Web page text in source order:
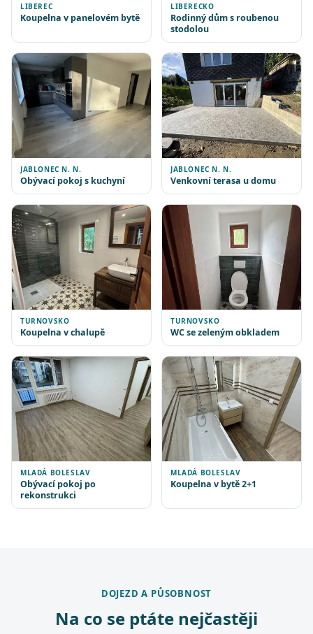
LIBEREC
Koupelna v panelovém bytě
LIBERECKO
Rodinný dům s roubenou
stodolou
JABLONEC N. N.
Obývací pokoj s kuchyní
JABLONEC N. N.
Venkovní terasa u domu
TURNOVSKO
Koupelna v chalupě
TURNOVSKO
WC se zeleným obkladem
MLADÁ BOLESLAV
Obývací pokoj po
rekonstrukci
MLADÁ BOLESLAV
Koupelna v bytě 2+1
DOJEZD A PŮSOBNOST
Na co se ptáte nejčastěji